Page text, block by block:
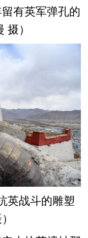
有英军弹孔的
摄）
英战斗的雕塑